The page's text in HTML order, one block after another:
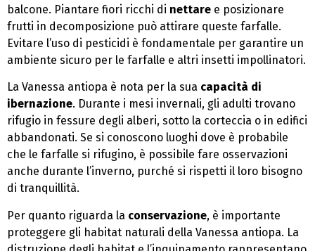
balcone. Piantare fiori ricchi di nettare e posizionare
frutti in decomposizione può attirare queste farfalle.
Evitare l’uso di pesticidi è fondamentale per garantire un
ambiente sicuro per le farfalle e altri insetti impollinatori.
La Vanessa antiopa è nota per la sua capacità di
ibernazione. Durante i mesi invernali, gli adulti trovano
rifugio in fessure degli alberi, sotto la corteccia o in edifici
abbandonati. Se si conoscono luoghi dove è probabile
che le farfalle si rifugino, è possibile fare osservazioni
anche durante l’inverno, purché si rispetti il loro bisogno
di tranquillità.
Per quanto riguarda la conservazione, è importante
proteggere gli habitat naturali della Vanessa antiopa. La